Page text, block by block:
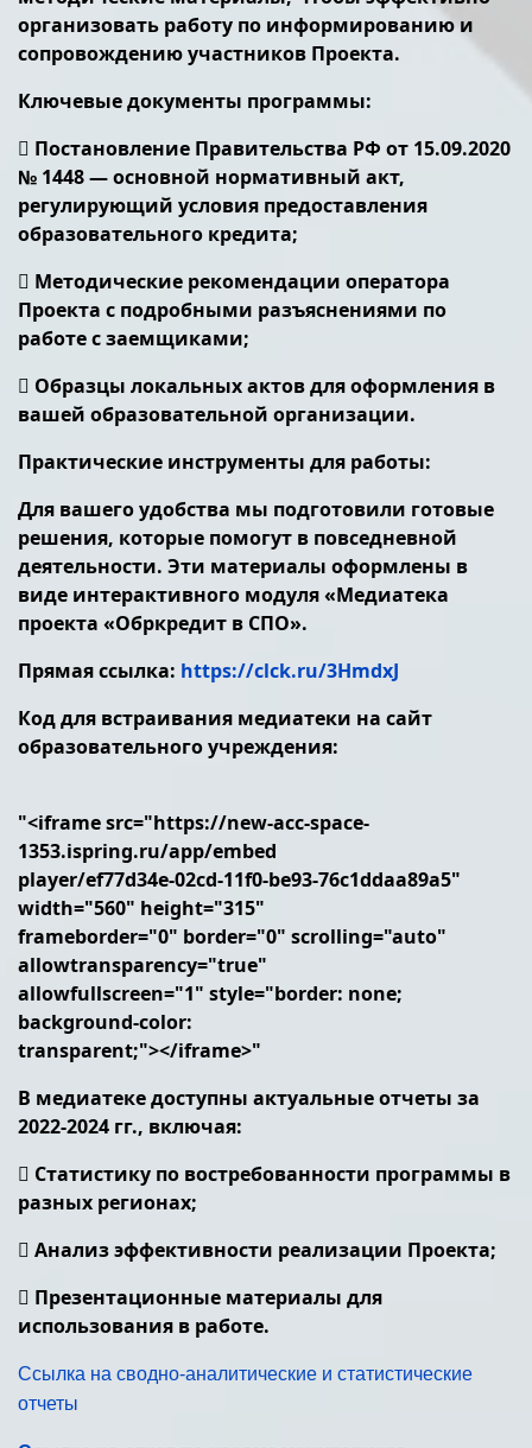
организовать работу по информированию и
сопровождению участников Проекта.
Ключевые документы программы:
 Постановление Правительства РФ от 15.09.2020
№ 1448 — основной нормативный акт,
регулирующий условия предоставления
образовательного кредита;
 Методические рекомендации оператора
Проекта с подробными разъяснениями по
работе с заемщиками;
 Образцы локальных актов для оформления в
вашей образовательной организации.
Практические инструменты для работы:
Для вашего удобства мы подготовили готовые
решения, которые помогут в повседневной
деятельности. Эти материалы оформлены в
виде интерактивного модуля «Медиатека
проекта «Обркредит в СПО».
Прямая ссылка: https://clck.ru/3HmdxJ
Код для встраивания медиатеки на сайт
образовательного учреждения:
"<iframe src="https://new-acc-space-
1353.ispring.ru/app/embed
player/ef77d34e-02cd-11f0-be93-76c1ddaa89a5"
width="560" height="315"
frameborder="0" border="0" scrolling="auto"
allowtransparency="true"
allowfullscreen="1" style="border: none;
background-color:
transparent;"></iframe>"
В медиатеке доступны актуальные отчеты за
2022-2024 гг., включая:
 Статистику по востребованности программы в
разных регионах;
 Анализ эффективности реализации Проекта;
 Презентационные материалы для
использования в работе.
Ссылка на сводно-аналитические и статистические
отчеты